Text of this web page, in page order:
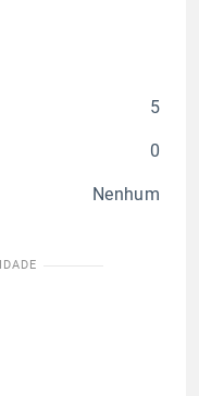
5
0
Nenhum